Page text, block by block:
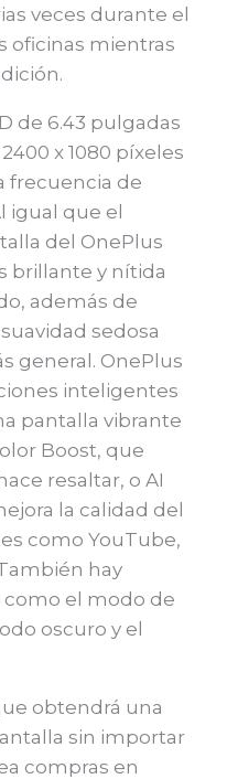
veces durante el
oficinas mientras
de 6.43 pulgadas
x 1080 píxeles
frecuencia de
igual que el
del OnePlus
brillante y nítida
además de
sedosa
general. OnePlus
inteligentes
pantalla vibrante
Boost, que
resaltar, o AI
la calidad del
como YouTube,
hay
el modo de
oscuro y el
obtendrá una
sin importar
compras en